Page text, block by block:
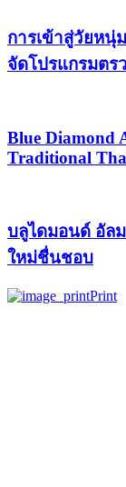
การเข้าสู่วัยหนุ่
จัดโปรแกรมตร
Blue Diamond
Traditional
บลูไดมอนด์ อัล
ใหม่ชื่นชอบ
Print